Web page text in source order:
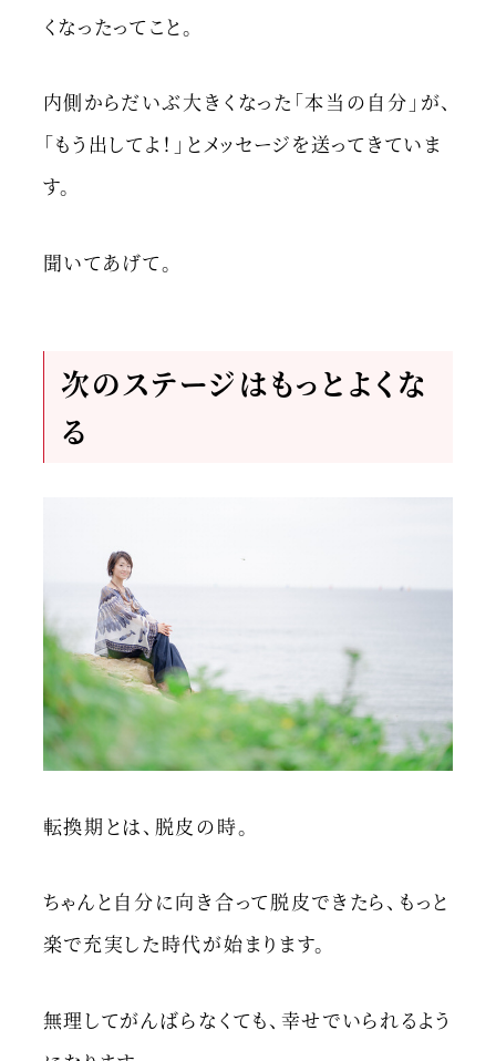
くなったってこと。
内側からだいぶ大きくなった「本当の自分」が、
「もう出してよ！」とメッセージを送ってきていま
す。
聞いてあげて。
次のステージはもっとよくな
る
転換期とは、脱皮の時。
ちゃんと自分に向き合って脱皮できたら、もっと
楽で充実した時代が始まります。
無理してがんばらなくても、幸せでいられるよう